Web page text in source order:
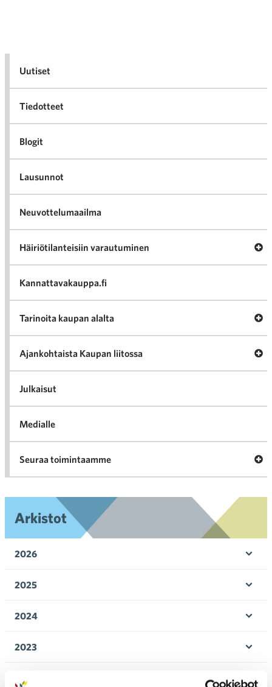
Uutiset
Tiedotteet
Blogit
Lausunnot
Neuvottelumaailma
Häiriötilanteisiin varautuminen
Kannattavakauppa.fi
Tarinoita kaupan alalta
Ajankohtaista Kaupan liitossa
Julkaisut
Medialle
Seuraa toimintaamme
Arkistot
2026
2025
2024
2023
2022